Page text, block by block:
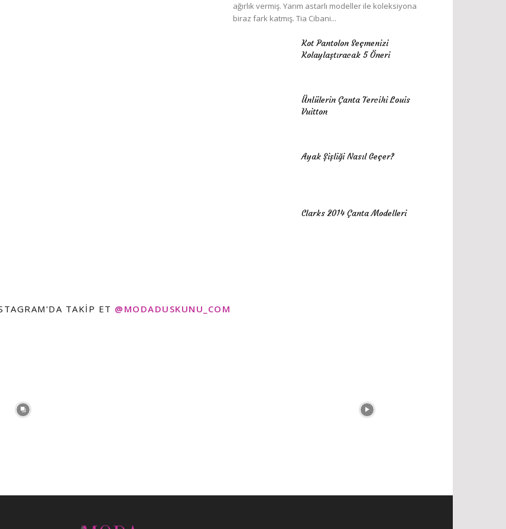
ağırlık vermiş. Yarım astarlı modeller ile koleksiyona
biraz fark katmış. Tia Cibani...
Kot Pantolon Seçmenizi
Kolaylaştıracak 5 Öneri
Ünlülerin Çanta Tercihi Louis
Vuitton
Ayak Şişliği Nasıl Geçer?
Clarks 2014 Çanta Modelleri
TAKIP ET @MODADUSKUNU_COM